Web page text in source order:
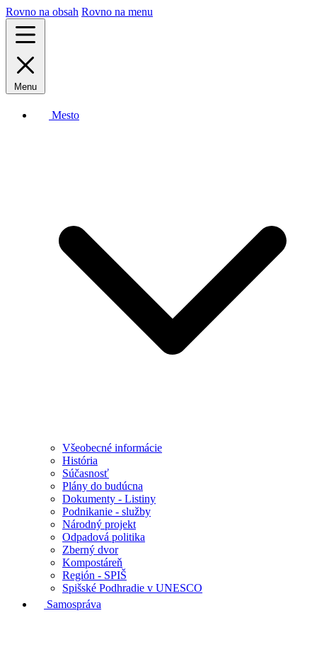
Rovno na obsah Rovno na menu
Menu
Mesto
Všeobecné informácie
História
Súčasnosť
Plány do budúcna
Dokumenty - Listiny
Podnikanie - služby
Národný projekt
Odpadová politika
Zberný dvor
Kompostáreň
Región - SPIŠ
Spišské Podhradie v UNESCO
Samospráva